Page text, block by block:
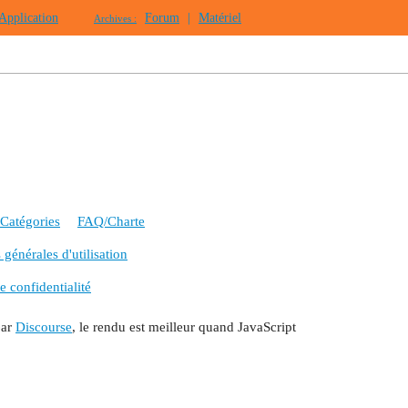
Archives : Forum Matériel
Catégories FAQ/Charte
d'utilisation
confidentialité
Discourse, le rendu est meilleur quand JavaScript